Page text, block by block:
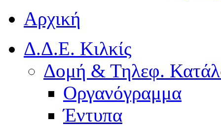
Αρχική
Δ.Δ.Ε. Κιλκίς
Δομή & Τηλεφ.
Οργανόγραμμα
Έντυπα